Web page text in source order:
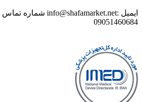
ایمیل :info@shafamarket.net شماره تماس :32024-013 و
09051460684